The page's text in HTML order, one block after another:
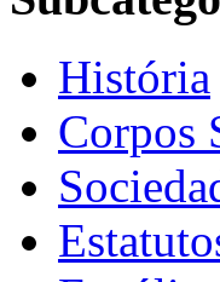
História
Corpos